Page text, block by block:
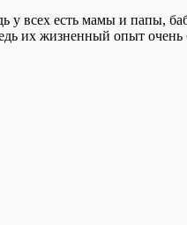
у всех есть мамы и папы,
их жизненный опыт очень